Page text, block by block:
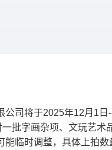
司将于2025年12月1
一批字画杂项、文玩艺
临时调整，具体上拍数